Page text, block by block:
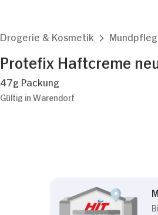
Drogerie & Kosmetik
Protefix Haftcreme
47g Packung
Gültig in Warendorf